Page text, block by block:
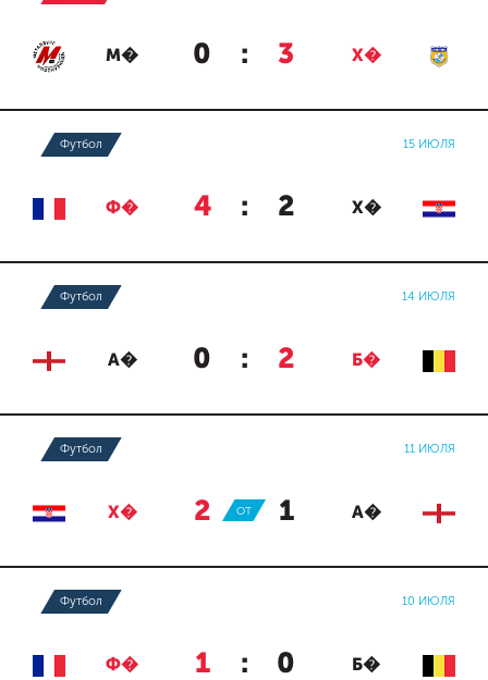
М� 0 : 3 Х�
Футбол 15 ИЮЛЯ
Ф� 4 : 2 Х�
Футбол 14 ИЮЛЯ
А� 0 : 2 Б�
Футбол 11 ИЮЛЯ
Х� 2 : 1 А�
ОТ
Футбол 10 ИЮЛЯ
Ф� 1 : 0 Б�